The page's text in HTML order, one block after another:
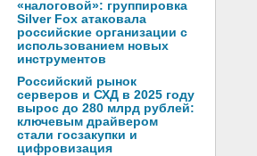
«налоговой»: группировка
Silver Fox атаковала
российские организации с
использованием новых
инструментов
Российский рынок
серверов и СХД в 2025 году
вырос до 280 млрд рублей:
ключевым драйвером
стали госзакупки и
цифровизация